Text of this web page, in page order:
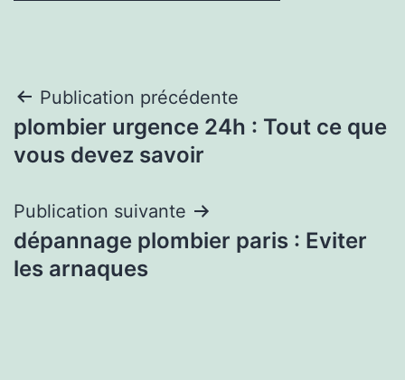
Navigation
de
Publication précédente
plombier urgence 24h : Tout ce que
vous devez savoir
Publication suivante
dépannage plombier paris : Eviter
les arnaques